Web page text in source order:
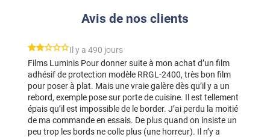
Avis de nos clients
*****
Il y a 490 jours
Films Luminis Pour donner suite à mon achat d’un film
adhésif de protection modèle RRGL-2400, très bon film
pour poser à plat. Mais une vraie galère dès qu’il y a un
rebord, exemple pose sur porte de cuisine. Il est tellement
épais qu’il est impossible de le border. J’ai perdu la moitié
de ma commande en essais. De plus quand on insiste un
peu trop les bords ne colle plus (une horreur). Il n’y a